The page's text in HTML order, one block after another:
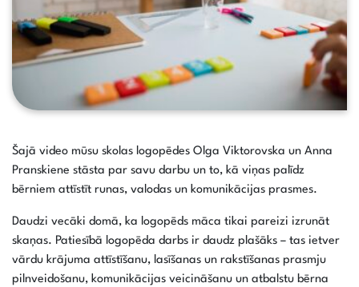
Šajā video mūsu skolas logopēdes Olga Viktorovska un Anna
Pranskiene stāsta par savu darbu un to, kā viņas palīdz
bērniem attīstīt runas, valodas un komunikācijas prasmes.
Daudzi vecāki domā, ka logopēds māca tikai pareizi izrunāt
skaņas. Patiesībā logopēda darbs ir daudz plašāks – tas ietver
vārdu krājuma attīstīšanu, lasīšanas un rakstīšanas prasmju
pilnveidošanu, komunikācijas veicināšanu un atbalstu bērna